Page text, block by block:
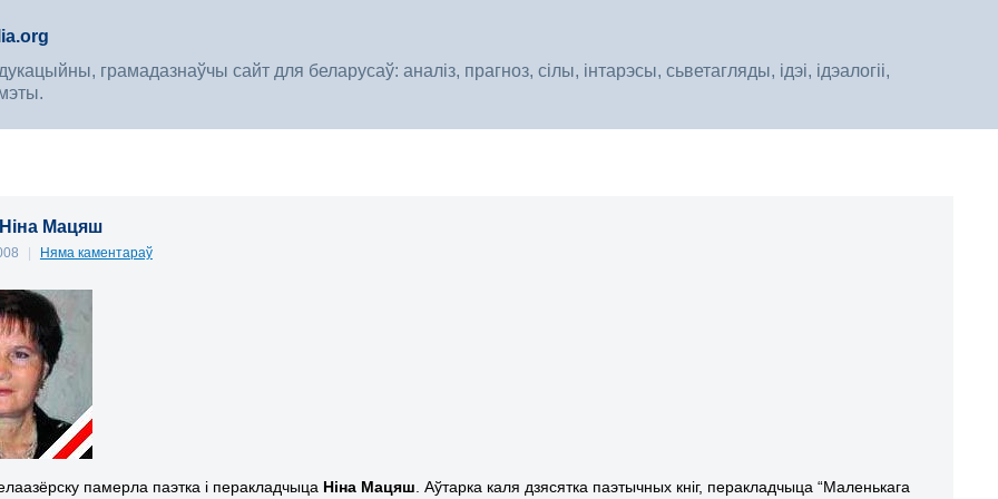
грамадазнаўчы сайт для беларусаў: аналіз, прагноз, сілы, інтарэсы, сьветагляды, ідэі, ідэалогіі,
Мацяш
| Няма каментараў
памерла паэтка і перакладчыца Ніна Мацяш . Аўтарка каля дзясятка паэтычных кніг, перакладчыца “Маленькага